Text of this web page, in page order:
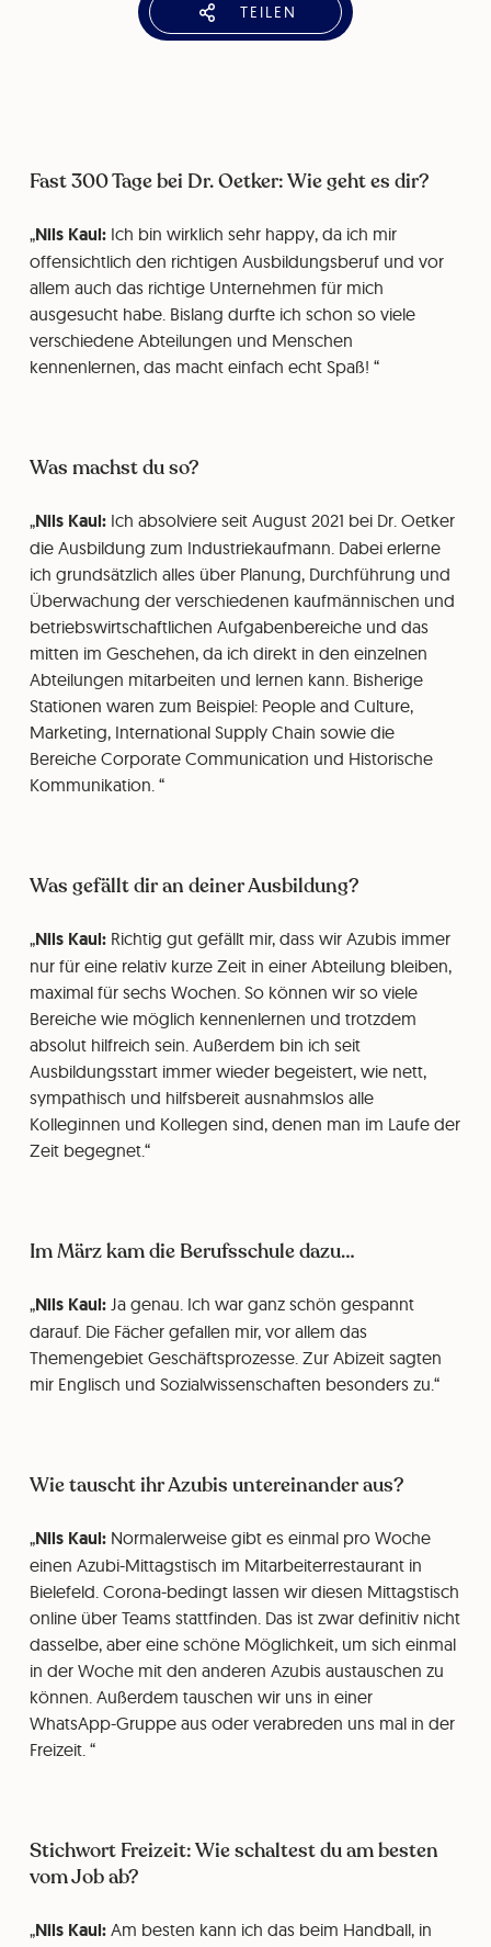
TEILEN
Fast 300 Tage bei Dr. Oetker: Wie geht es dir?
Nils Kaul: Ich bin wirklich sehr happy, da ich mir
offensichtlich den richtigen Ausbildungsberuf und vor
allem auch das richtige Unternehmen für mich
ausgesucht habe. Bislang durfte ich schon so viele
verschiedene Abteilungen und Menschen
kennenlernen, das macht einfach echt Spaß!
Was machst du so?
Nils Kaul: Ich absolviere seit August 2021 bei Dr. Oetker
die Ausbildung zum Industriekaufmann. Dabei erlerne
ich grundsätzlich alles über Planung, Durchführung und
Überwachung der verschiedenen kaufmännischen und
betriebswirtschaftlichen Aufgabenbereiche und das
mitten im Geschehen, da ich direkt in den einzelnen
Abteilungen mitarbeiten und lernen kann. Bisherige
Stationen waren zum Beispiel: People and Culture,
Marketing, International Supply Chain sowie die
Bereiche Corporate Communication und Historische
Kommunikation.
Was gefällt dir an deiner Ausbildung?
Nils Kaul: Richtig gut gefällt mir, dass wir Azubis immer
nur für eine relativ kurze Zeit in einer Abteilung bleiben,
maximal für sechs Wochen. So können wir so viele
Bereiche wie möglich kennenlernen und trotzdem
absolut hilfreich sein. Außerdem bin ich seit
Ausbildungsstart immer wieder begeistert, wie nett,
sympathisch und hilfsbereit ausnahmslos alle
Kolleginnen und Kollegen sind, denen man im Laufe der
Zeit begegnet.
Im März kam die Berufsschule dazu…
Nils Kaul: Ja genau. Ich war ganz schön gespannt
darauf. Die Fächer gefallen mir, vor allem das
Themengebiet Geschäftsprozesse. Zur Abizeit sagten
mir Englisch und Sozialwissenschaften besonders zu.
Wie tauscht ihr Azubis untereinander aus?
Nils Kaul: Normalerweise gibt es einmal pro Woche
einen Azubi-Mittagstisch im Mitarbeiterrestaurant in
Bielefeld. Corona-bedingt lassen wir diesen Mittagstisch
online über Teams stattfinden. Das ist zwar definitiv nicht
dasselbe, aber eine schöne Möglichkeit, um sich einmal
in der Woche mit den anderen Azubis austauschen zu
können. Außerdem tauschen wir uns in einer
WhatsApp-Gruppe aus oder verabreden uns mal in der
Freizeit.
Stichwort Freizeit: Wie schaltest du am besten
vom Job ab?
Nils Kaul: Am besten kann ich das beim Handball, in